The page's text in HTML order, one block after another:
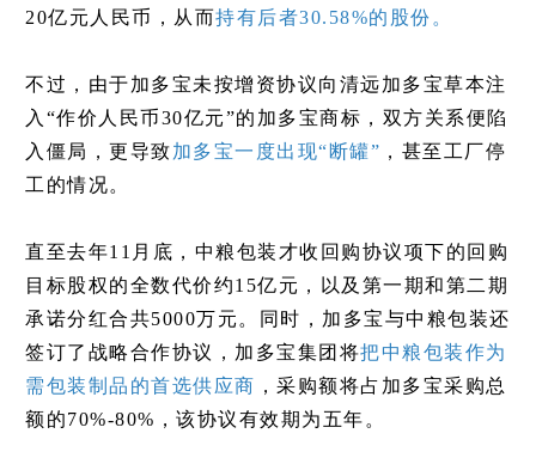
20亿元人民币，从而持有后者30.58%的股份。
不过，由于加多宝未按增资协议向清远加多宝草本注
入“作价人民币30亿元”的加多宝商标，双方关系便陷
入僵局，更导致加多宝一度出现“断罐” ，甚至工厂停
工的情况。
直至去年11月底，中粮包装才收回购协议项下的回购
目标股权的全数代价约15亿元，以及第一期和第二期
承诺分红合共5000万元。同时，加多宝与中粮包装还
签订了战略合作协议，加多宝集团将把中粮包装作为
需包装制品的首选供应商 ，采购额将占加多宝采购总
额的70%-80%，该协议有效期为五年。